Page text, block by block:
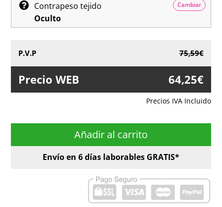
Cambiar
Contrapeso tejido
Oculto
P.V.P 75,59€
Precio WEB 64,25€
Precios IVA Incluido
Añadir al carrito
Envío en 6días laborables GRATIS*